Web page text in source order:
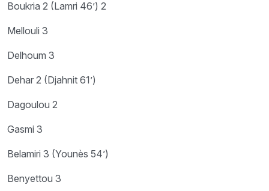
Boukria 2 (Lamri 46’) 2
Mellouli 3
Delhoum 3
Dehar 2 (Djahnit 61’)
Dagoulou 2
Gasmi 3
Belamiri 3 (Younès 54’)
Benyettou 3